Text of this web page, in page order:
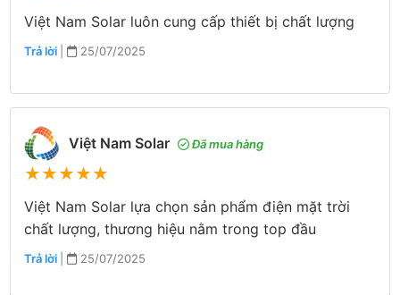
Việt Nam Solar luôn cung cấp thiết bị chất lượng
Trả lời | 25/07/2025
Việt Nam Solar Đã mua hàng
★★★★★
Việt Nam Solar lựa chọn sản phẩm điện mặt trời
chất lượng, thương hiệu nằm trong top đầu
Trả lời | 25/07/2025